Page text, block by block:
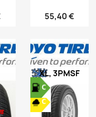
55,40 €
XL, 3PMSF